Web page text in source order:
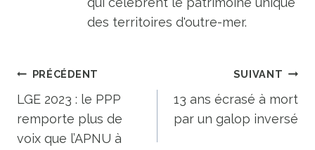
des territoires d'outre-mer.
Navigation
de
l’article
PRÉCÉDENT
LGE 2023 : le PPP
remporte plus de
voix que l’APNU à
SUIVANT
13 ans écrasé à mort
par un galop inversé